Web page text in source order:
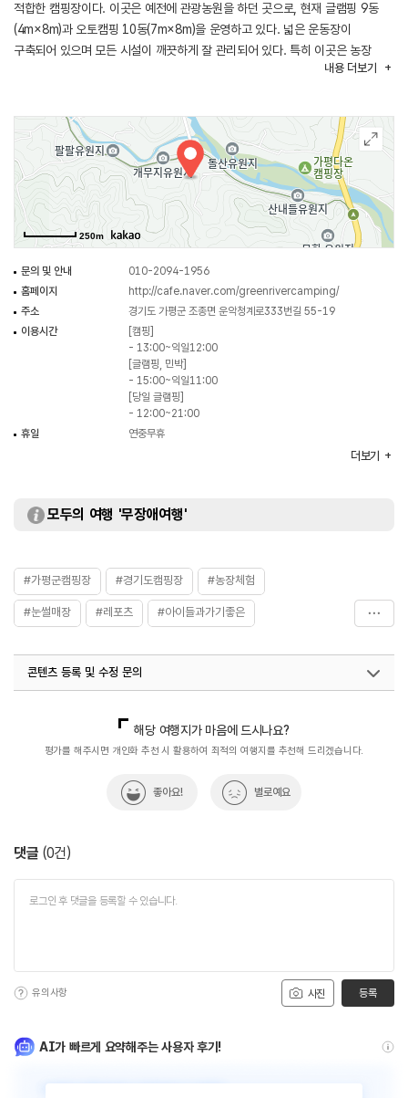
적합한 캠핑장이다. 이곳은 예전에 관광농원을 하던 곳으로, 현재 글램핑 9동
(4m×8m)과 오토캠핑 10동(7m×8m)을 운영하고 있다. 넓은 운동장이
구축되어 있으며 모든 시설이 깨끗하게 잘 관리되어 있다. 특히 이곳은 농장
체험을 할 수 있는 캠핑장으로, 계절별로 다양한 농작물 체험프로그램(밤 줍기,
관리실에서 매점을 운영하고 있으며 어린이들을 위한 놀이터와 트램펄린도
마련되어 있다.
내용 더보기
250m
문의 및 안내
010-2094-1956
홈페이지
http://cafe.naver.com/greenrivercamping/
주소
경기도 가평군 조종면 운악청계로333번길 55-19
이용시간
[캠핑]
- 13:00~익일12:00
[글램핑, 민박]
- 15:00~익일11:00
[당일 글램핑]
- 12:00~21:00
휴일
연중무휴
- 45,000원~140,000원
[글램핑]
- 80,000원~100,000원
[당일 글램핑]
- 59,000원
※ 이용요금은 변동될 수 있으므로 홈페이지 참조 또는 전화
부대시설
전기,무선인터넷,장작판매,온수,트렘폴린,물놀이장,놀이터,
식당,매점
소화기:18, 방화사:11, 화재감지기:9
더보기
모두의 여행 '무장애여행'
#가평군캠핑장 #경기도캠핑장 #농장체험
#눈썰매장 #레포츠 #아이들과가기좋은
콘텐츠 등록 및 수정 문의
해당 여행지가 마음에 드시나요?
평가를 해주시면 개인화 추천 시 활용하여 최적의 여행지를 추천해 드리겠습니다.
좋아요! 별로예요
댓글 (0건)
사진
유의사항 등록
AI가 빠르게 요약해주는 사용자 후기!